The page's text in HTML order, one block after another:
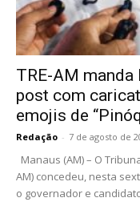
TRE-AM manda
post com
emojis de
Redação - 7 de agosto de
Manaus (AM) – O
AM) concedeu, nesta
o governador e